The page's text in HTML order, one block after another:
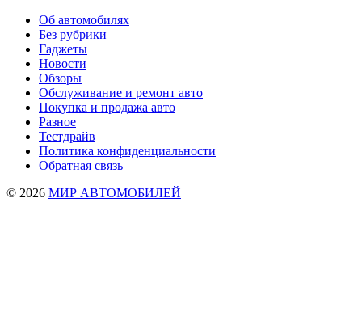
Об автомобилях
Без рубрики
Гаджеты
Новости
Обзоры
Обслуживание и ремонт авто
Покупка и продажа авто
Разное
Тестдрайв
Политика конфиденциальности
Обратная связь
© 2026 МИР АВТОМОБИЛЕЙ